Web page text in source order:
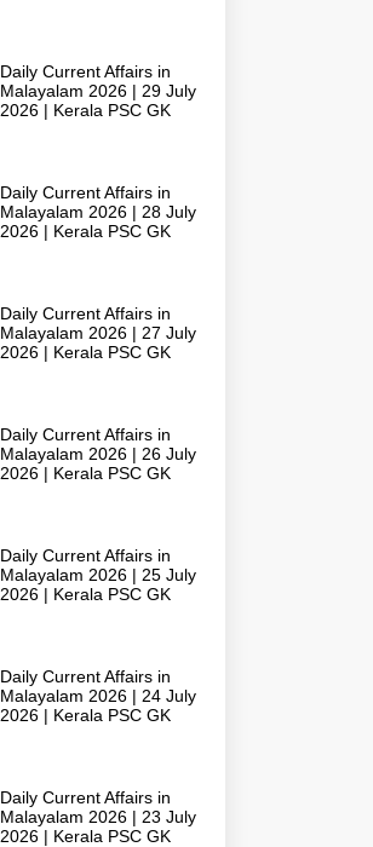
Daily Current Affairs in
Malayalam 2026 | 29 July
2026 | Kerala PSC GK
Daily Current Affairs in
Malayalam 2026 | 28 July
2026 | Kerala PSC GK
Daily Current Affairs in
Malayalam 2026 | 27 July
2026 | Kerala PSC GK
Daily Current Affairs in
Malayalam 2026 | 26 July
2026 | Kerala PSC GK
Daily Current Affairs in
Malayalam 2026 | 25 July
2026 | Kerala PSC GK
Daily Current Affairs in
Malayalam 2026 | 24 July
2026 | Kerala PSC GK
Daily Current Affairs in
Malayalam 2026 | 23 July
2026 | Kerala PSC GK